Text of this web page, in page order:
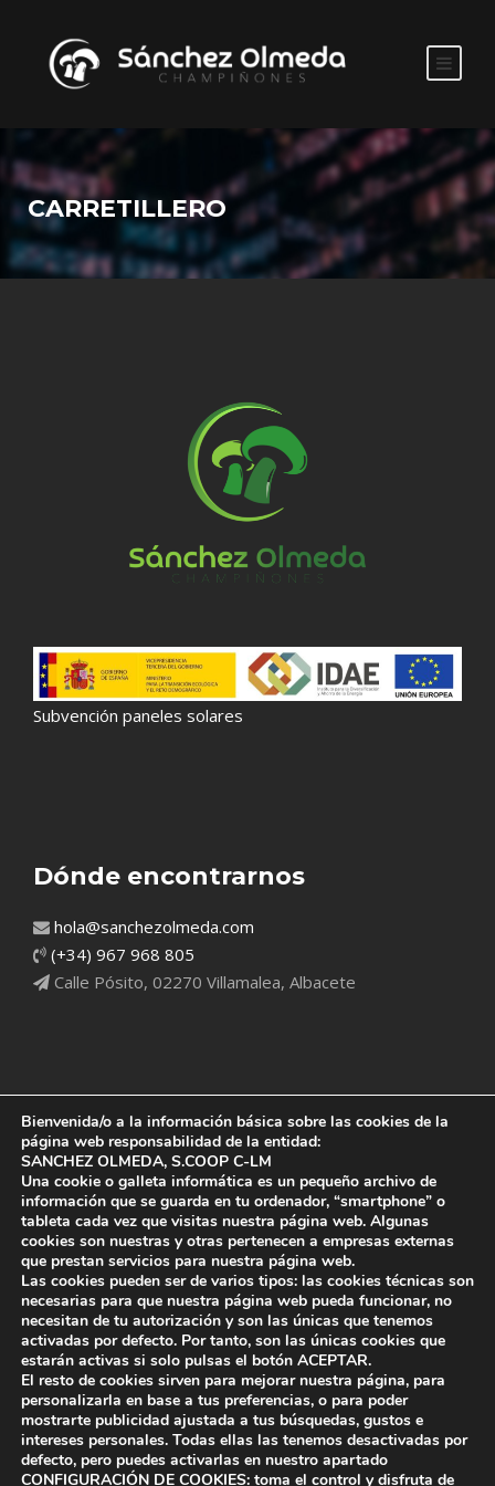
CARRETILLERO
Subvención paneles solares
Dónde encontrarnos
hola@sanchezolmeda.com
(+34) 967 968 805
Calle Pósito, 02270 Villamalea, Albacete
© 2019 sanchezolmeda.com | Diseñado por
Informatica24
Política de Privacidad. Politica de
cookies. Sus Datos Seguros.
Bienvenida/o a la información básica sobre las cookies de la
página web responsabilidad de la entidad:
SANCHEZ OLMEDA, S.COOP C-LM
Una cookie o galleta informática es un pequeño archivo de
información que se guarda en tu ordenador, “smartphone” o
tableta cada vez que visitas nuestra página web. Algunas
cookies son nuestras y otras pertenecen a empresas externas
que prestan servicios para nuestra página web.
Las cookies pueden ser de varios tipos: las cookies técnicas son
necesarias para que nuestra página web pueda funcionar, no
necesitan de tu autorización y son las únicas que tenemos
activadas por defecto. Por tanto, son las únicas cookies que
estarán activas si solo pulsas el botón ACEPTAR.
El resto de cookies sirven para mejorar nuestra página, para
personalizarla en base a tus preferencias, o para poder
mostrarte publicidad ajustada a tus búsquedas, gustos e
intereses personales. Todas ellas las tenemos desactivadas por
defecto, pero puedes activarlas en nuestro apartado
CONFIGURACIÓN DE COOKIES: toma el control y disfruta de